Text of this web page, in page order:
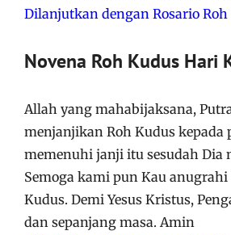
Dilanjutkan dengan Rosario Roh
Novena Roh Kudus Hari
Allah yang mahabijaksana,
menjanjikan Roh Kudus kepada
memenuhi janji itu sesudah Dia
Semoga kami pun Kau
Kudus. Demi Yesus Kristus,
dan sepanjang masa. Amin